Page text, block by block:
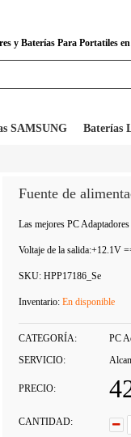
Baterías Para Portatiles
SAMSUNG Baterías
Fuente de
Las mejores PC
Voltaje de la salida:+12.1V
SKU: HPP17186_Se
Inventario: En disponible
CATEGORÍA: PC
SERVICIO:
PRECIO:
CANTIDAD: